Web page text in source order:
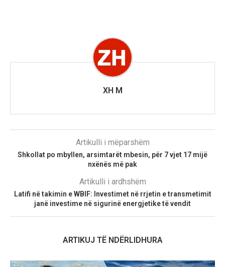
XH M
Artikulli i mëparshëm
Shkollat po mbyllen, arsimtarët mbesin, për 7 vjet 17 mijë
nxënës më pak
Artikulli i ardhshëm
Latifi në takimin e WBIF: Investimet në rrjetin e transmetimit
janë investime në sigurinë energjetike të vendit
ARTIKUJ TË NDËRLIDHURA